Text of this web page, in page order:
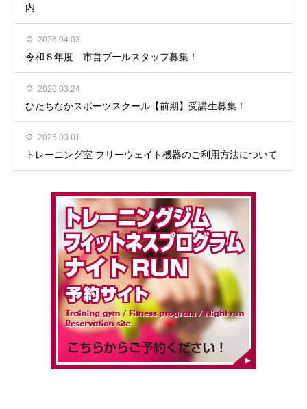
内
2026.04.03
令和８年度 市営プールスタッフ募集！
2026.03.24
ひたちなかスポーツスクール【前期】受講生募集！
2026.03.01
トレーニング室 フリーウェイト機器のご利用方法について